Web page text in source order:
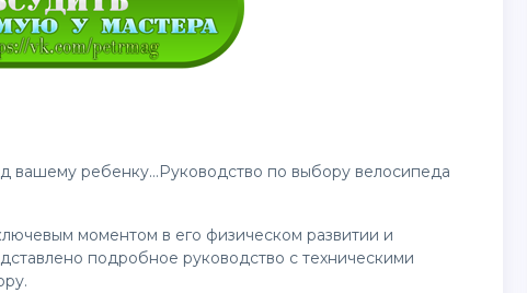
вашему ребенку...Руководство по выбору велосипеда
моментом в его физическом развитии и
подробное руководство с техническими